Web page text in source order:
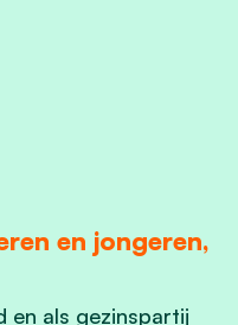
en jongeren,
en als gezinspartij